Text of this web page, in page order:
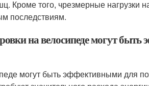
Кроме того, чрезмерные нагрузки
последствиям.
на велосипеде могут
могут быть эффективными для